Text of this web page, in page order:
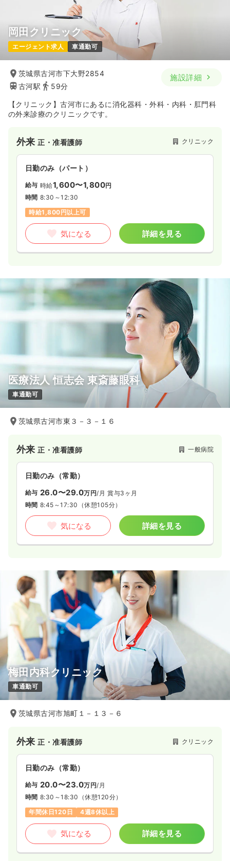
岡田クリニック
エージェント求人 車通勤可
茨城県古河市下大野2854
古河駅
59分
施設詳細
【クリニック】古河市にあるに消化器科・外科・内科・肛門科
の外来診療のクリニックです。
外来正・准看護師 クリニック
日勤のみ（パート）
給与 時給1,600〜1,800円
時間 8:30～12:30
時給1,800円以上可
気になる 詳細を見る
医療法人 恒志会 東斎藤眼科
車通勤可
茨城県古河市東３－３－１６
外来正・准看護師 一般病院
日勤のみ（常勤）
給与 26.0〜29.0万円/月 賞与3ヶ月
時間 8:45～17:30 （休憩105分）
気になる 詳細を見る
梅田内科クリニック
車通勤可
茨城県古河市旭町１－１３－６
外来正・准看護師 クリニック
日勤のみ（常勤）
給与 20.0〜23.0万円/月
時間 8:30～18:30 （休憩120分）
年間休日120日
4週8休以上
気になる 詳細を見る